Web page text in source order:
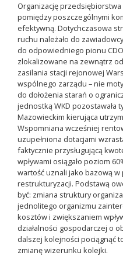
Organizację
pomiędzy poszczególnymi
efektywną. Dotychczasowa
ruchu należało do
do odpowiedniego pionu
zlokalizowane na zewnątrz
zasilania stacji rejonowej
wspólnego zarządu – nie
do dołożenia starań o
jednostką WKD pozostawała
Mazowieckim kierująca
Wspomniana wcześniej
uzupełniona dotacjami
faktycznie przysługującą
wpływami osiągało poziom
wartość uznali jako bazową
restrukturyzacji. Podstawą
być: zmiana struktury
jednolitego organizmu
kosztów i zwiększaniem
działalności gospodarczej o
dalszej kolejności pociągnąć
zmianę wizerunku kolejki.